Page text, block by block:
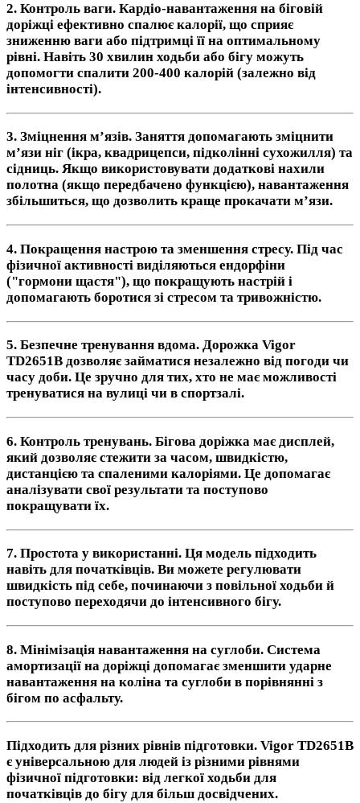
2. Контроль ваги. Кардіо-навантаження на біговій
доріжці ефективно спалює калорії, що сприяє
зниженню ваги або підтримці її на оптимальному
рівні. Навіть 30 хвилин ходьби або бігу можуть
допомогти спалити 200-400 калорій (залежно від
інтенсивності).
3. Зміцнення м’язів. Заняття допомагають зміцнити
м’язи ніг (ікра, квадрицепси, підколінні сухожилля) та
сідниць. Якщо використовувати додаткові нахили
полотна (якщо передбачено функцією), навантаження
збільшиться, що дозволить краще прокачати м’язи.
4. Покращення настрою та зменшення стресу. Під час
фізичної активності виділяються ендорфіни
("гормони щастя"), що покращують настрій і
допомагають боротися зі стресом та тривожністю.
5. Безпечне тренування вдома. Дорожка Vigor
TD2651B дозволяє займатися незалежно від погоди чи
часу доби. Це зручно для тих, хто не має можливості
тренуватися на вулиці чи в спортзалі.
6. Контроль тренувань. Бігова доріжка має дисплей,
який дозволяє стежити за часом, швидкістю,
дистанцією та спаленими калоріями. Це допомагає
аналізувати свої результати та поступово
покращувати їх.
7. Простота у використанні. Ця модель підходить
навіть для початківців. Ви можете регулювати
швидкість під себе, починаючи з повільної ходьби й
поступово переходячи до інтенсивного бігу.
8. Мінімізація навантаження на суглоби. Система
амортизації на доріжці допомагає зменшити ударне
навантаження на коліна та суглоби в порівнянні з
бігом по асфальту.
Підходить для різних рівнів підготовки. Vigor TD2651B
є універсальною для людей із різними рівнями
фізичної підготовки: від легкої ходьби для
початківців до бігу для більш досвідчених.